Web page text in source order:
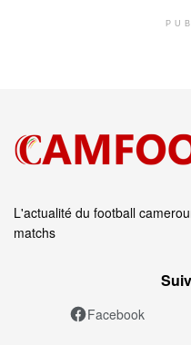
L'actualité du football
matchs
Facebook